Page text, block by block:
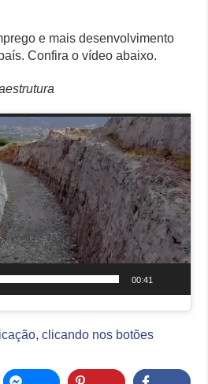
do Republicanos Rumo a 2026
à Morte em Obra Proibida no
Camp David Agora no Centro do Poder
Levou ao Ataque Fatal na Fábrica
e mais desenvolvimento
Confira o vídeo abaixo.
Tocador
de
vídeo
00:41
clicando nos botões